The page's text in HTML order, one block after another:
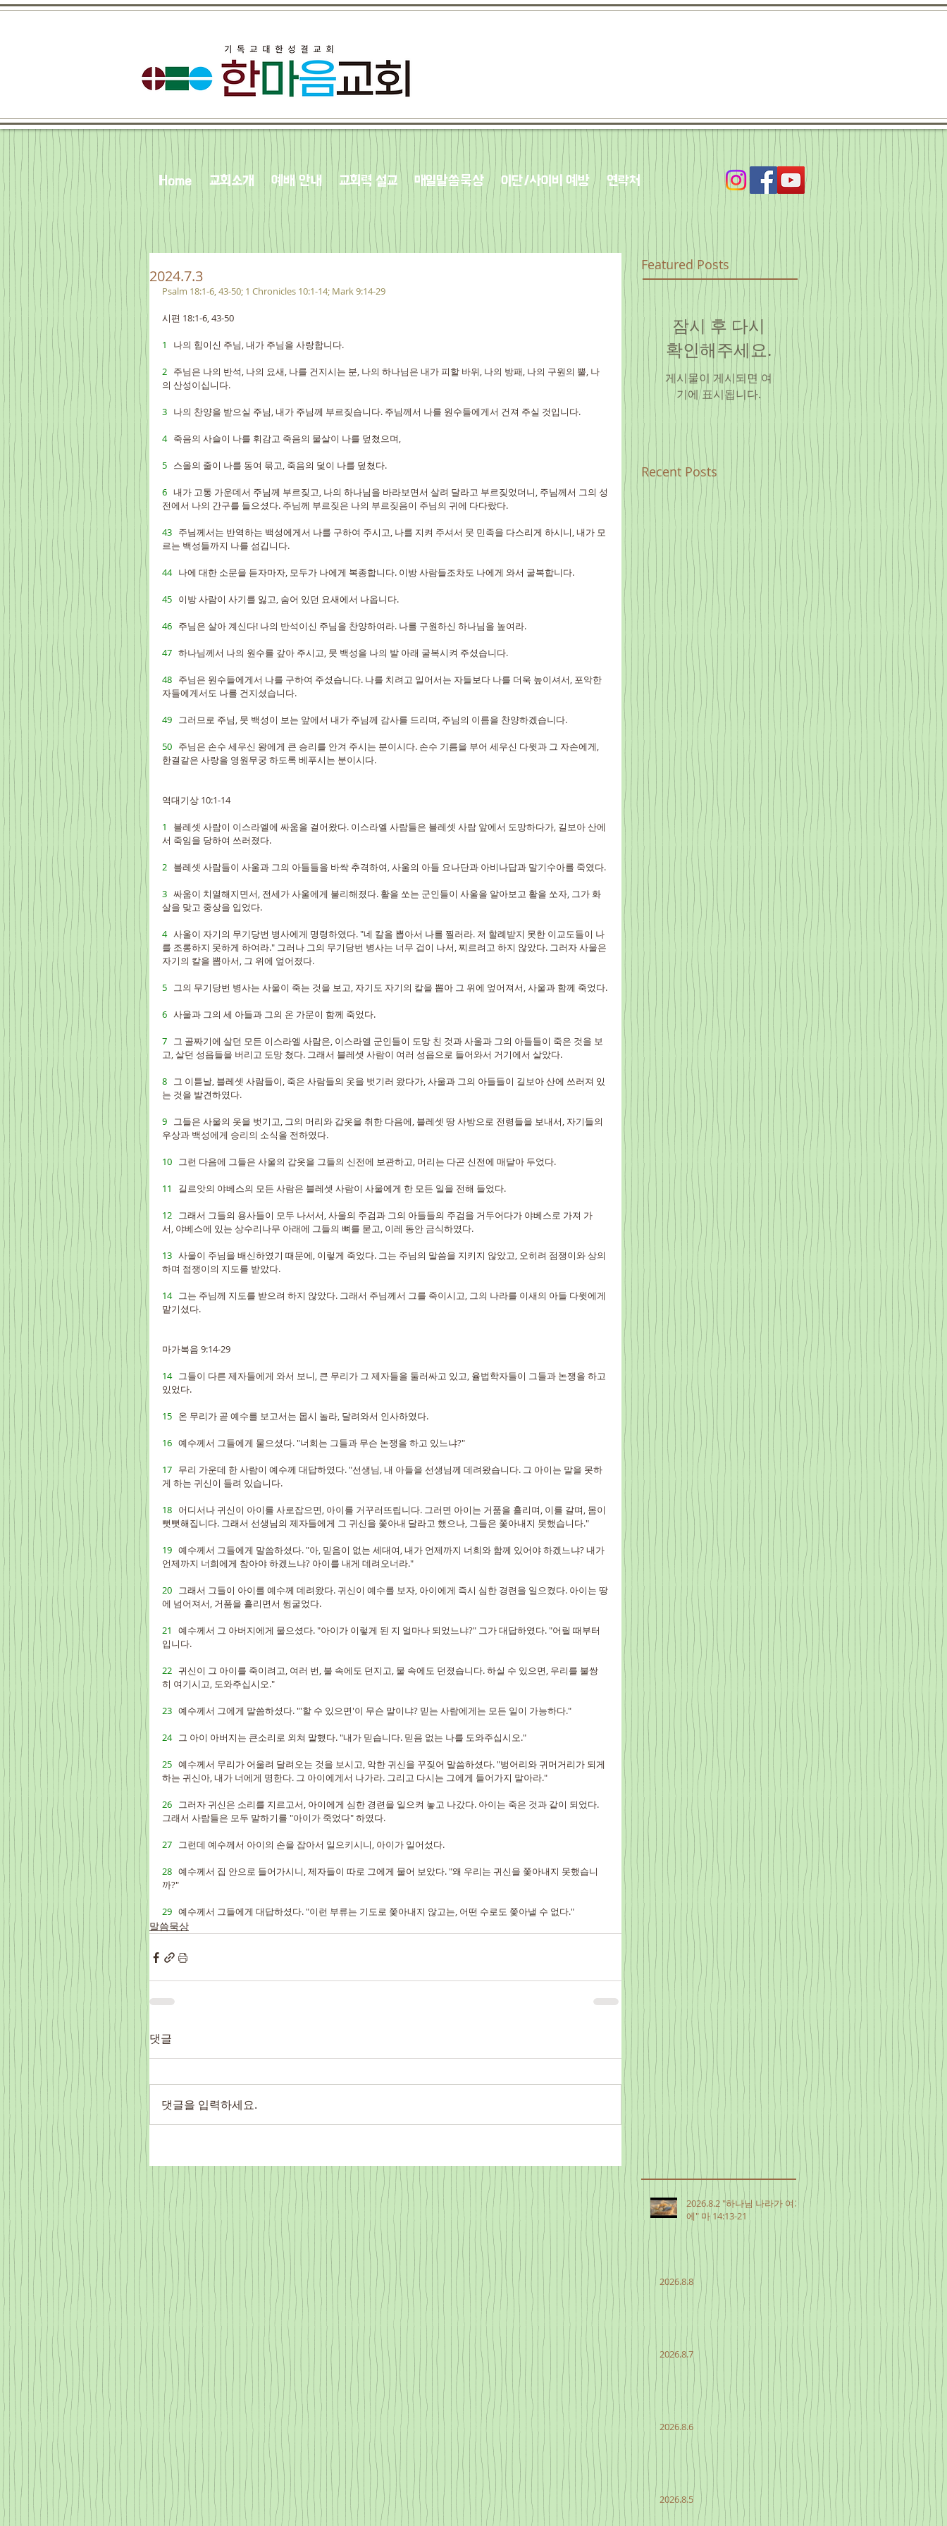
Home 교회소개 예배 안내 교회력 설교 매일말씀묵상 이단/사이비 예방 연락처
2024.7.3
Psalm 18:1-6, 43-50; 1 Chronicles 10:1-14; Mark 9:14-29
시편 18:1-6, 43-50
1 나의 힘이신 주님, 내가 주님을 사랑합니다.
2 주님은 나의 반석, 나의 요새, 나를 건지시는 분, 나의 하나님은 내가 피할 바위, 나의 방패, 나의 구원의 뿔, 나
의 산성이십니다.
3 나의 찬양을 받으실 주님, 내가 주님께 부르짖습니다. 주님께서 나를 원수들에게서 건져 주실 것입니다.
4 죽음의 사슬이 나를 휘감고 죽음의 물살이 나를 덮쳤으며,
5 스올의 줄이 나를 동여 묶고, 죽음의 덫이 나를 덮쳤다.
6 내가 고통 가운데서 주님께 부르짖고, 나의 하나님을 바라보면서 살려 달라고 부르짖었더니, 주님께서 그의 성
전에서 나의 간구를 들으셨다. 주님께 부르짖은 나의 부르짖음이 주님의 귀에 다다랐다.
43 주님께서는 반역하는 백성에게서 나를 구하여 주시고, 나를 지켜 주셔서 뭇 민족을 다스리게 하시니, 내가 모
르는 백성들까지 나를 섬깁니다.
44 나에 대한 소문을 듣자마자, 모두가 나에게 복종합니다. 이방 사람들조차도 나에게 와서 굴복합니다.
45 이방 사람이 사기를 잃고, 숨어 있던 요새에서 나옵니다.
46 주님은 살아 계신다! 나의 반석이신 주님을 찬양하여라. 나를 구원하신 하나님을 높여라.
47 하나님께서 나의 원수를 갚아 주시고, 뭇 백성을 나의 발 아래 굴복시켜 주셨습니다.
48 주님은 원수들에게서 나를 구하여 주셨습니다. 나를 치려고 일어서는 자들보다 나를 더욱 높이셔서, 포악한
자들에게서도 나를 건지셨습니다.
49 그러므로 주님, 뭇 백성이 보는 앞에서 내가 주님께 감사를 드리며, 주님의 이름을 찬양하겠습니다.
50 주님은 손수 세우신 왕에게 큰 승리를 안겨 주시는 분이시다. 손수 기름을 부어 세우신 다윗과 그 자손에게,
한결같은 사랑을 영원무궁 하도록 베푸시는 분이시다.
역대기상 10:1-14
1 블레셋 사람이 이스라엘에 싸움을 걸어왔다. 이스라엘 사람들은 블레셋 사람 앞에서 도망하다가, 길보아 산에
서 죽임을 당하여 쓰러졌다.
2 블레셋 사람들이 사울과 그의 아들들을 바싹 추격하여, 사울의 아들 요나단과 아비나답과 말기수아를 죽였다.
3 싸움이 치열해지면서, 전세가 사울에게 불리해졌다. 활을 쏘는 군인들이 사울을 알아보고 활을 쏘자, 그가 화
살을 맞고 중상을 입었다.
4 사울이 자기의 무기당번 병사에게 명령하였다. "네 칼을 뽑아서 나를 찔러라. 저 할례받지 못한 이교도들이 나
를 조롱하지 못하게 하여라." 그러나 그의 무기당번 병사는 너무 겁이 나서, 찌르려고 하지 않았다. 그러자 사울은
자기의 칼을 뽑아서, 그 위에 엎어졌다.
5 그의 무기당번 병사는 사울이 죽는 것을 보고, 자기도 자기의 칼을 뽑아 그 위에 엎어져서, 사울과 함께 죽었다.
6 사울과 그의 세 아들과 그의 온 가문이 함께 죽었다.
7 그 골짜기에 살던 모든 이스라엘 사람은, 이스라엘 군인들이 도망 친 것과 사울과 그의 아들들이 죽은 것을 보
고, 살던 성읍들을 버리고 도망 쳤다. 그래서 블레셋 사람이 여러 성읍으로 들어와서 거기에서 살았다.
8 그 이튿날, 블레셋 사람들이, 죽은 사람들의 옷을 벗기러 왔다가, 사울과 그의 아들들이 길보아 산에 쓰러져 있
는 것을 발견하였다.
9 그들은 사울의 옷을 벗기고, 그의 머리와 갑옷을 취한 다음에, 블레셋 땅 사방으로 전령들을 보내서, 자기들의
우상과 백성에게 승리의 소식을 전하였다.
10 그런 다음에 그들은 사울의 갑옷을 그들의 신전에 보관하고, 머리는 다곤 신전에 매달아 두었다.
11 길르앗의 야베스의 모든 사람은 블레셋 사람이 사울에게 한 모든 일을 전해 들었다.
12 그래서 그들의 용사들이 모두 나서서, 사울의 주검과 그의 아들들의 주검을 거두어다가 야베스로 가져 가
서, 야베스에 있는 상수리나무 아래에 그들의 뼈를 묻고, 이레 동안 금식하였다.
13 사울이 주님을 배신하였기 때문에, 이렇게 죽었다. 그는 주님의 말씀을 지키지 않았고, 오히려 점쟁이와 상의
하며 점쟁이의 지도를 받았다.
14 그는 주님께 지도를 받으려 하지 않았다. 그래서 주님께서 그를 죽이시고, 그의 나라를 이새의 아들 다윗에게
맡기셨다.
마가복음 9:14-29
14 그들이 다른 제자들에게 와서 보니, 큰 무리가 그 제자들을 둘러싸고 있고, 율법학자들이 그들과 논쟁을 하고
있었다.
15 온 무리가 곧 예수를 보고서는 몹시 놀라, 달려와서 인사하였다.
16 예수께서 그들에게 물으셨다. "너희는 그들과 무슨 논쟁을 하고 있느냐?"
17 무리 가운데 한 사람이 예수께 대답하였다. "선생님, 내 아들을 선생님께 데려왔습니다. 그 아이는 말을 못하
게 하는 귀신이 들려 있습니다.
18 어디서나 귀신이 아이를 사로잡으면, 아이를 거꾸러뜨립니다. 그러면 아이는 거품을 흘리며, 이를 갈며, 몸이
뻣뻣해집니다. 그래서 선생님의 제자들에게 그 귀신을 쫓아내 달라고 했으나, 그들은 쫓아내지 못했습니다."
19 예수께서 그들에게 말씀하셨다. "아, 믿음이 없는 세대여, 내가 언제까지 너희와 함께 있어야 하겠느냐? 내가
언제까지 너희에게 참아야 하겠느냐? 아이를 내게 데려오너라."
20 그래서 그들이 아이를 예수께 데려왔다. 귀신이 예수를 보자, 아이에게 즉시 심한 경련을 일으켰다. 아이는 땅
에 넘어져서, 거품을 흘리면서 뒹굴었다.
21 예수께서 그 아버지에게 물으셨다. "아이가 이렇게 된 지 얼마나 되었느냐?" 그가 대답하였다. "어릴 때부터
입니다.
22 귀신이 그 아이를 죽이려고, 여러 번, 불 속에도 던지고, 물 속에도 던졌습니다. 하실 수 있으면, 우리를 불쌍
히 여기시고, 도와주십시오."
23 예수께서 그에게 말씀하셨다. "'할 수 있으면'이 무슨 말이냐? 믿는 사람에게는 모든 일이 가능하다."
24 그 아이 아버지는 큰소리로 외쳐 말했다. "내가 믿습니다. 믿음 없는 나를 도와주십시오."
25 예수께서 무리가 어울려 달려오는 것을 보시고, 악한 귀신을 꾸짖어 말씀하셨다. "벙어리와 귀머거리가 되게
하는 귀신아, 내가 너에게 명한다. 그 아이에게서 나가라. 그리고 다시는 그에게 들어가지 말아라."
26 그러자 귀신은 소리를 지르고서, 아이에게 심한 경련을 일으켜 놓고 나갔다. 아이는 죽은 것과 같이 되었다.
그래서 사람들은 모두 말하기를 "아이가 죽었다" 하였다.
27 그런데 예수께서 아이의 손을 잡아서 일으키시니, 아이가 일어섰다.
28 예수께서 집 안으로 들어가시니, 제자들이 따로 그에게 물어 보았다. "왜 우리는 귀신을 쫓아내지 못했습니
까?"
29 예수께서 그들에게 대답하셨다. "이런 부류는 기도로 쫓아내지 않고는, 어떤 수로도 쫓아낼 수 없다."
말씀묵상
댓글
댓글을 입력하세요.
Featured Posts
잠시 후 다시
확인해주세요.
게시물이 게시되면 여
기에 표시됩니다.
Recent Posts
2026.8.2 "하나님 나라가 여기
에" 마 14:13-21
2026.8.8
2026.8.7
2026.8.6
2026.8.5